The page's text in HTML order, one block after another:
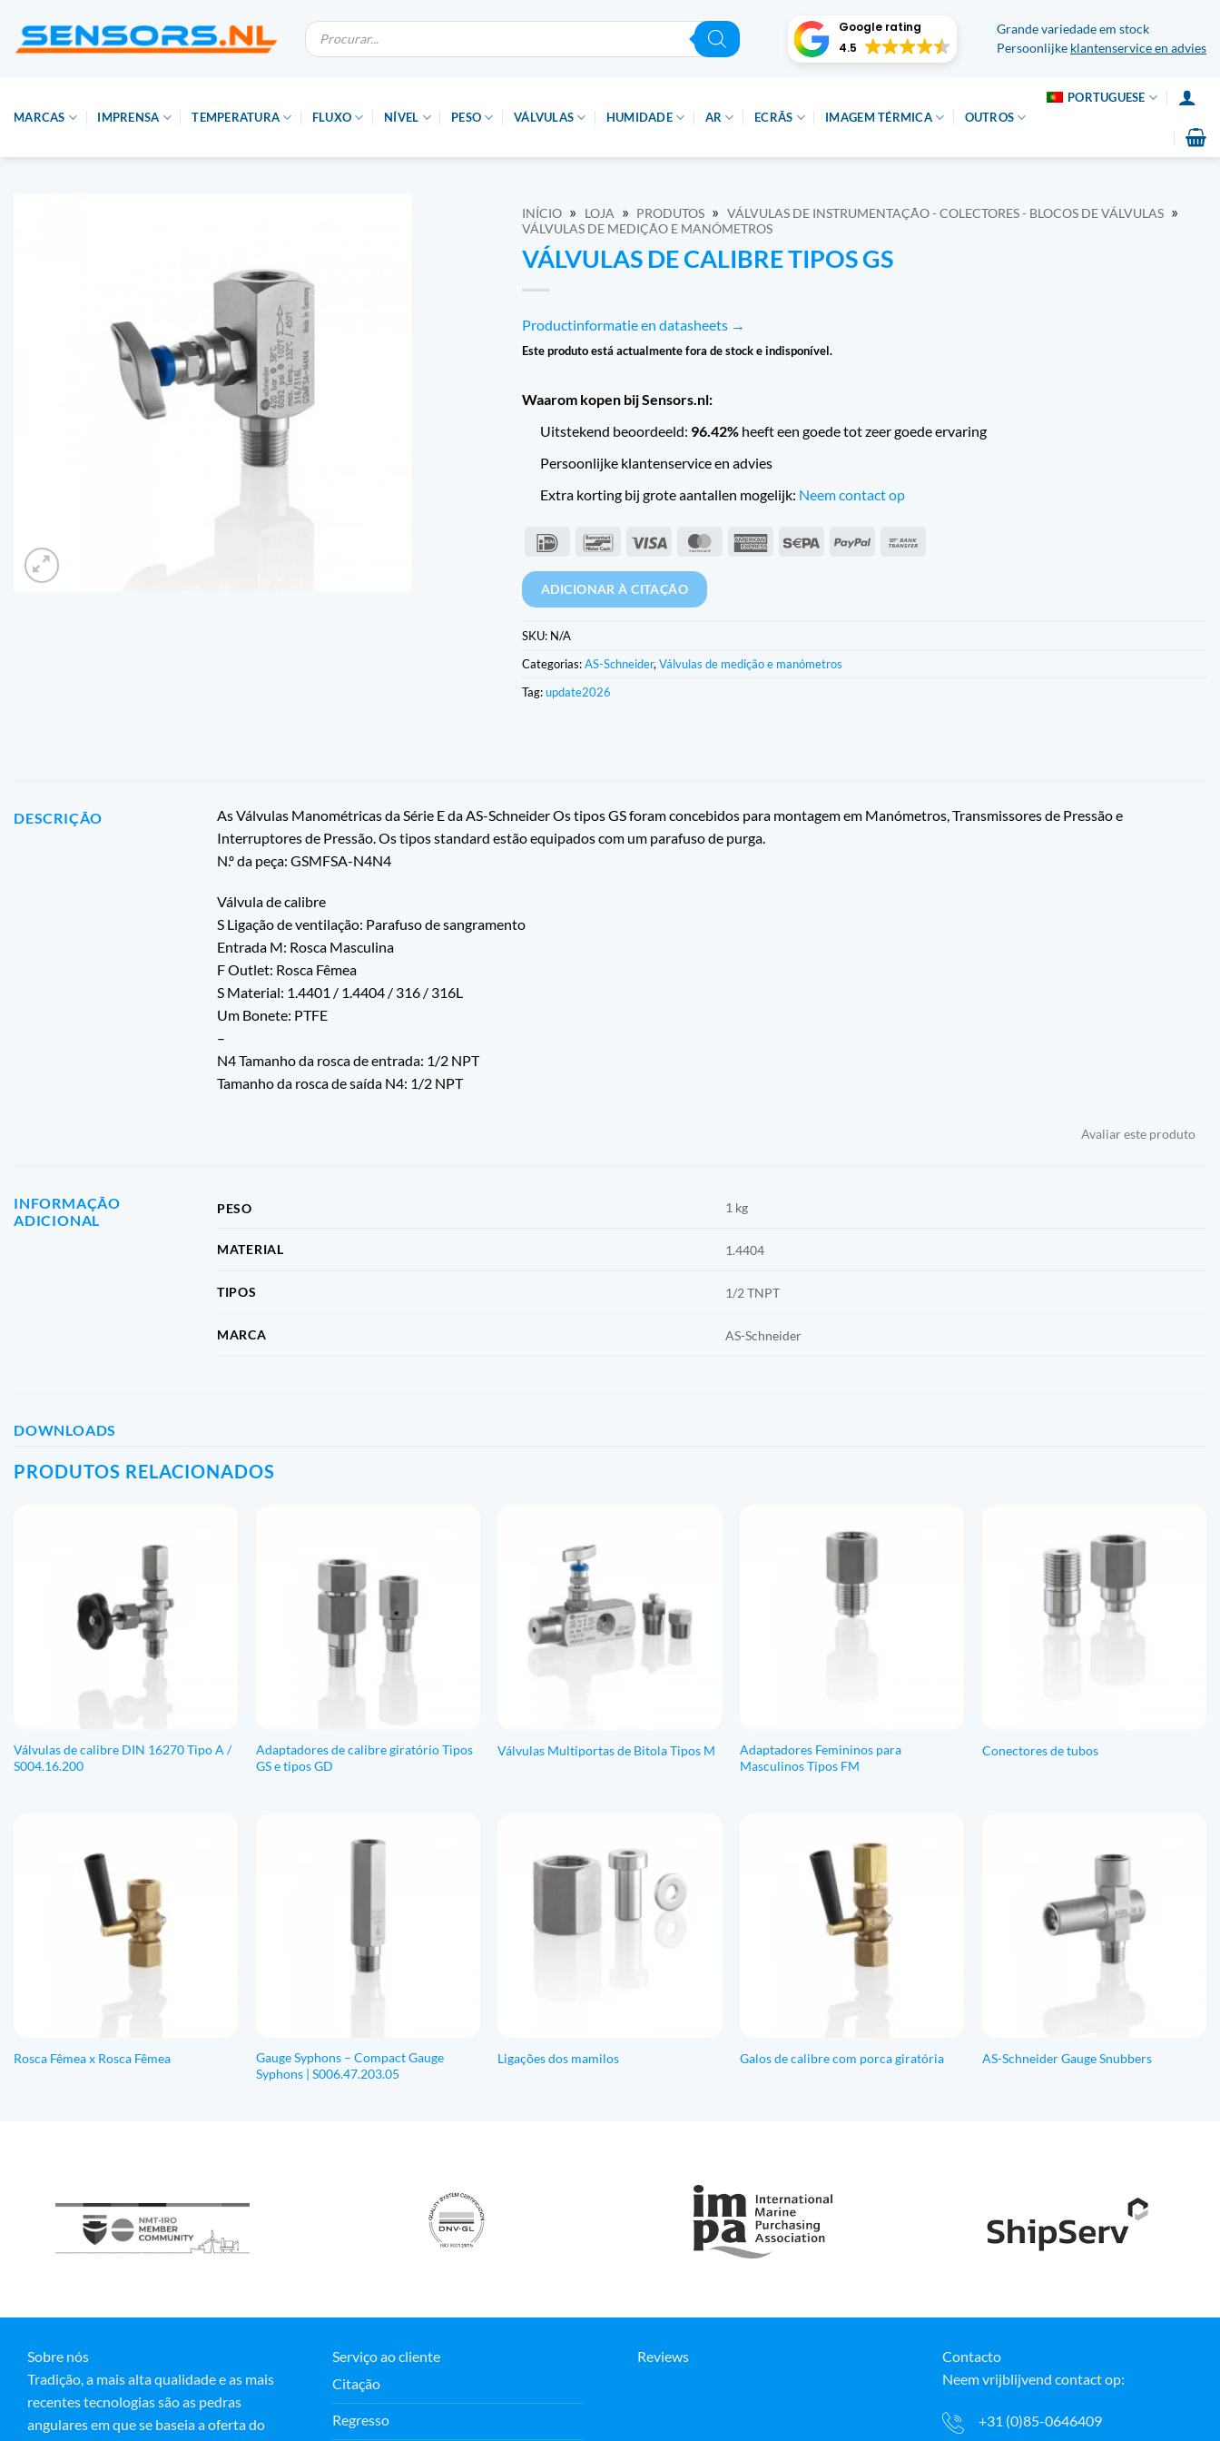
para
Pesquisa
produtos
Google rating
4.5
Grande variedade em stock
Persoonlijke klantenservice en advies
MARCAS IMPRENSA TEMPERATURA FLUXO NÍVEL PESO VÁLVULAS HUMIDADE AR ECRÃS IMAGEM TÉRMICA OUTROS
PORTUGUESE
INÍCIO » LOJA » PRODUTOS » VÁLVULAS DE INSTRUMENTAÇÃO - COLECTORES - BLOCOS DE VÁLVULAS »
VÁLVULAS DE MEDIÇÃO E MANÓMETROS
VÁLVULAS DE CALIBRE TIPOS GS
Productinformatie en datasheets →
Este produto está actualmente fora de stock e indisponível.
Waarom kopen bij Sensors.nl:
Uitstekend beoordeeld: 96.42% heeft een goede tot zeer goede ervaring
Persoonlijke klantenservice en advies
Extra korting bij grote aantallen mogelijk: Neem contact op
IDeal
Contacto
o
banco
Visto MasterCardAmerican Sepa PayPal
ADICIONAR À CITAÇÃO
SKU: N/A
Categorias:AS-Schneider, Válvulas de medição e manómetros
Tag:update2026
DESCRIÇÃO
As Válvulas Manométricas da Série E da AS-Schneider Os tipos GS foram concebidos para montagem em Manómetros, Transmissores de Pressão e
Interruptores de Pressão. Os tipos standard estão equipados com um parafuso de purga.
N.º da peça: GSMFSA-N4N4
Válvula de calibre
S Ligação de ventilação: Parafuso de sangramento
Entrada M: Rosca Masculina
F Outlet: Rosca Fêmea
S Material: 1.4401 / 1.4404 / 316 / 316L
Um Bonete: PTFE
–
N4 Tamanho da rosca de entrada: 1/2 NPT
Tamanho da rosca de saída N4: 1/2 NPT
Avaliar este produto
INFORMAÇÃO
ADICIONAL
PESO 1 kg
MATERIAL 1.4404
TIPOS 1/2 TNPT
MARCA AS-Schneider
DOWNLOADS
PRODUTOS RELACIONADOS
Válvulas de calibre DIN 16270 Tipo A /
S004.16.200
Adaptadores de calibre giratório Tipos
GS e tipos GD
Válvulas Multiportas de Bitola Tipos M
Adaptadores Femininos para
Masculinos Tipos FM
Conectores de tubos
Rosca Fêmea x Rosca Fêmea
Gauge Syphons – Compact Gauge
Syphons | S006.47.203.05
Ligações dos mamilos Galos de calibre com porca giratória AS-Schneider Gauge Snubbers
Sobre nós
Tradição, a mais alta qualidade e as mais
recentes tecnologias são as pedras
angulares em que se baseia a oferta do
Serviço ao cliente
Citação
Regresso
Reviews
Contacto
Neem vrijblijvend contact op:
+31 (0)85-0646409